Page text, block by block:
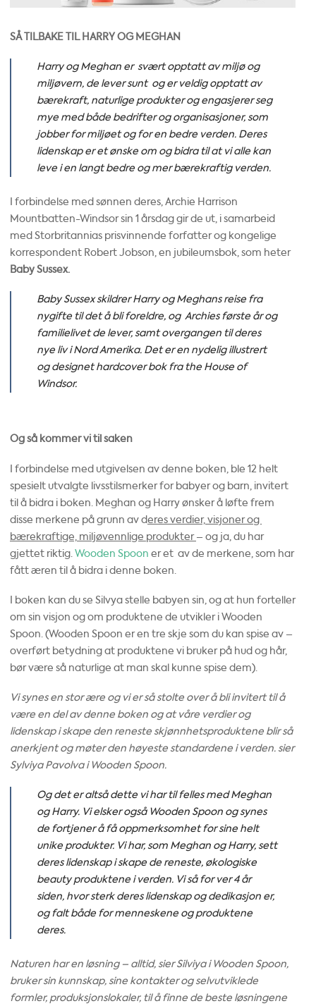
SÅ TILBAKE TIL HARRY OG MEGHAN
Harry og Meghan er svært opptatt av miljø og
miljøvern, de lever sunt og er veldig opptatt av
bærekraft, naturlige produkter og engasjerer seg
mye med både bedrifter og organisasjoner, som
jobber for miljøet og for en bedre verden. Deres
lidenskap er et ønske om og bidra til at vi alle kan
leve i en langt bedre og mer bærekraftig verden.
I forbindelse med sønnen deres, Archie Harrison
Mountbatten-Windsor sin 1 årsdag gir de ut, i samarbeid
med Storbritannias prisvinnende forfatter og kongelige
korrespondent Robert Jobson, en jubileumsbok, som heter
Baby Sussex.
Baby Sussex skildrer Harry og Meghans reise fra
nygifte til det å bli foreldre, og Archies første år og
familielivet de lever, samt overgangen til deres
nye liv i Nord Amerika. Det er en nydelig illustrert
og designet hardcover bok fra the House of
Windsor.
Og så kommer vi til saken
I forbindelse med utgivelsen av denne boken, ble 12 helt
spesielt utvalgte livsstilsmerker for babyer og barn, invitert
til å bidra i boken. Meghan og Harry ønsker å løfte frem
disse merkene på grunn av deres verdier, visjoner og
bærekraftige, miljøvennlige produkter– og ja, du har
gjettet riktig.Wooden Spoon er et av de merkene, som har
fått æren til å bidra i denne boken.
I boken kan du se Silvya stelle babyen sin, og at hun forteller
om sin visjon og om produktene de utvikler i Wooden
Spoon. (Wooden Spoon er en tre skje som du kan spise av –
overført betydning at produktene vi bruker på hud og hår,
bør være så naturlige at man skal kunne spise dem).
Vi synes en stor ære og vi er så stolte over å bli invitert til å
være en del av denne boken og at våre verdier og
lidenskap i skape den reneste skjønnhetsproduktene blir så
anerkjent og møter den høyeste standardene i verden. sier
Sylviya Pavolva i Wooden Spoon.
Og det er altså dette vi har til felles med Meghan
og Harry. Vi elsker også Wooden Spoon og synes
de fortjener å få oppmerksomhet for sine helt
unike produkter. Vi har, som Meghan og Harry, sett
deres lidenskap i skape de reneste, økologiske
beauty produktene i verden. Vi så for ver 4 år
siden, hvor sterk deres lidenskap og dedikasjon er,
og falt både for menneskene og produktene
deres.
Naturen har en løsning – alltid, sier Silviya i Wooden Spoon,
bruker sin kunnskap, sine kontakter og selvutviklede
formler, produksjonslokaler, til å finne de beste løsningene